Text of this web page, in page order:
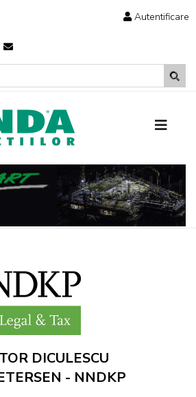
Autentificare
DICULESCU
- NNDKP